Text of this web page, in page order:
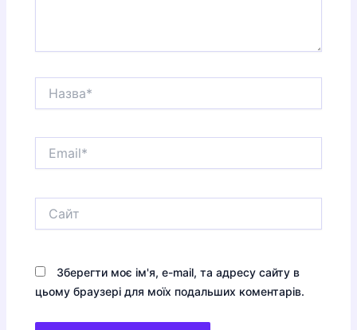
Зберегти моє ім'я, e-mail, та адресу сайту в
цьому браузері для моїх подальших коментарів.